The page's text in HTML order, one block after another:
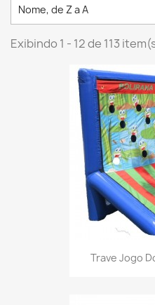
Nome, de Z a A
Exibindo 1 - 12 de 113
Trave Jogo